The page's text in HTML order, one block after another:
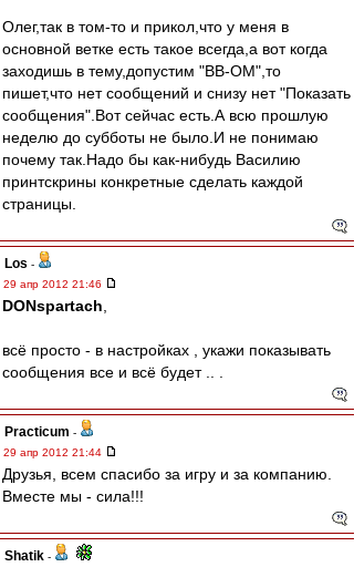
Олег,так в том-то и прикол,что у меня в
основной ветке есть такое всегда,а вот когда
заходишь в тему,допустим "ВВ-ОМ",то
пишет,что нет сообщений и снизу нет "Показать
сообщения".Вот сейчас есть.А всю прошлую
неделю до субботы не было.И не понимаю
почему так.Надо бы как-нибудь Василию
принтскрины конкретные сделать каждой
страницы.
Los -
29 апр 2012 21:46
DONspartach
всё просто - в настройках , укажи показывать
сообщения все и всё будет .. .
Practicum -
29 апр 2012 21:44
Друзья, всем спасибо за игру и за компанию.
Вместе мы - сила!!!
Shatik -